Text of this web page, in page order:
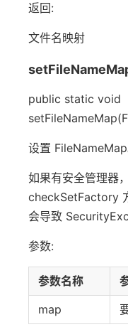
返回:
文件名映射
public static void
设置 FileNameMap
如果有安全管理器
checkSetFactory
会导致
参数:
参数名称
map